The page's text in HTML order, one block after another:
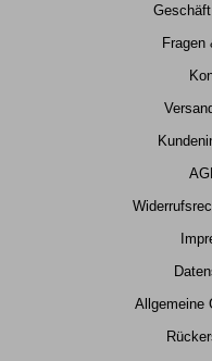
Fragen
Allgemeine